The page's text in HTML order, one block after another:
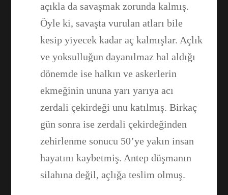
açıkla da savaşmak zorunda kalmış.
Öyle ki, savaşta vurulan atları bile
kesip yiyecek kadar aç kalmışlar. Açlık
ve yoksulluğun dayanılmaz hal aldığı
dönemde ise halkın ve askerlerin
ekmeğinin ununa yarı yarıya acı
zerdali çekirdeği unu katılmış. Birkaç
gün sonra ise zerdali çekirdeğinden
zehirlenme sonucu 50’ye yakın insan
hayatını kaybetmiş. Antep düşmanın
silahına değil, açlığa teslim olmuş.